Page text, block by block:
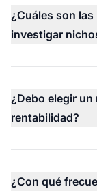
¿Cuáles son
investigar
¿Debo elegir
rentabilidad?
¿Con qué